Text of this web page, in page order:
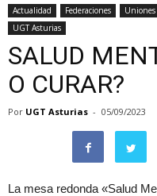
Actualidad Federaciones Uniones
UGT Asturias
SALUD
O CURAR?
Por UGT Asturias - 05/09/2023
La mesa redonda «Salud